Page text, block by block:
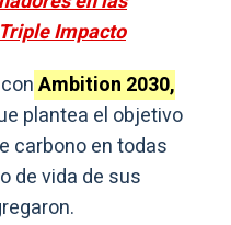
Impacto
Ambition 2030,
plantea el objetivo
carbono en todas
de vida de sus